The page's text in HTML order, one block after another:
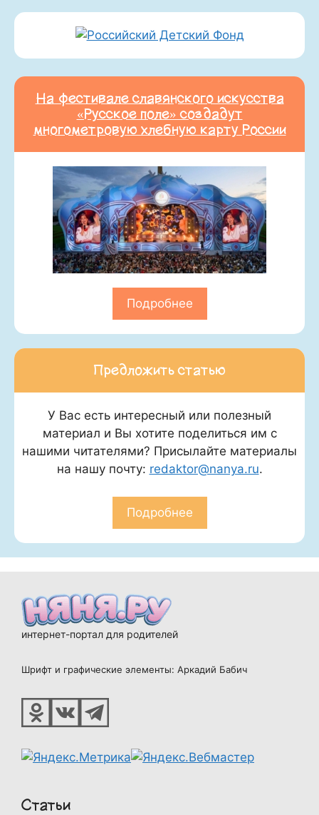
На фестивале славянского искусства
«Русское поле» создадут
многометровую хлебную карту России
Подробнее
Предложить статью
У Вас есть интересный или полезный
материал и Вы хотите поделиться им с
нашими читателями? Присылайте материалы
на нашу почту: redaktor@nanya.ru.
Подробнее
интернет-портал для родителей
Шрифт и графические элементы: Аркадий Бабич
Статьи